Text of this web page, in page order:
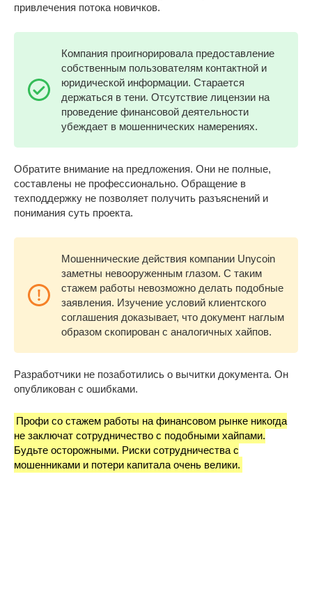
привлечения потока новичков.
Компания проигнорировала предоставление
собственным пользователям контактной и
юридической информации. Старается
держаться в тени. Отсутствие лицензии на
проведение финансовой деятельности
убеждает в мошеннических намерениях.
Обратите внимание на предложения. Они не полные,
составлены не профессионально. Обращение в
техподдержку не позволяет получить разъяснений и
понимания суть проекта.
Мошеннические действия компании Unycoin
заметны невооруженным глазом. С таким
стажем работы невозможно делать подобные
заявления. Изучение условий клиентского
соглашения доказывает, что документ наглым
образом скопирован с аналогичных хайпов.
Разработчики не позаботились о вычитки документа. Он
опубликован с ошибками.
Профи со стажем работы на финансовом рынке никогда
не заключат сотрудничество с подобными хайпами.
Будьте осторожными. Риски сотрудничества с
мошенниками и потери капитала очень велики.